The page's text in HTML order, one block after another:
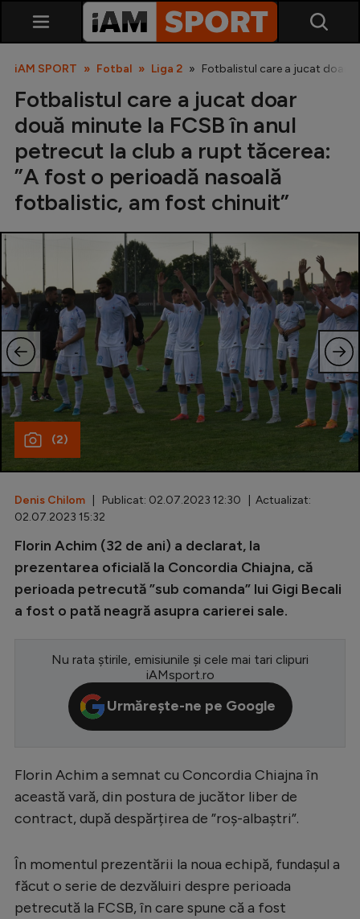
SuperLiga
Liga 2
Cupa României
Echipa Națională
U21
Fotbal feminin
Special
Diverse
Champions League
Europa League
Conference League
CM 2026
Premier League
LaLiga
Bundesliga
Ligue 1
Starurile fotbalului
EURO 2024
iAM SPORT Fotbal Liga 2 Fotbalistul care a jucat doar
Fotbalistul care a jucat doar
două minute la FCSB în anul
petrecut la club a rupt tăcerea:
”A fost o perioadă nasoală
fotbalistic, am fost chinuit”
(2)
Denis Chilom | Publicat: 02.07.2023 12:30 | Actualizat:
02.07.2023 15:32
Florin Achim (32 de ani) a declarat, la
prezentarea oficială la Concordia Chiajna, că
perioada petrecută ”sub comanda” lui Gigi Becali
a fost o pată neagră asupra carierei sale.
Nu rata știrile, emisiunile și cele mai tari clipuri
iAMsport.ro
Urmărește-ne pe Google
Florin Achim a semnat cu Concordia Chiajna în
această vară, din postura de jucător liber de
contract, după despărțirea de ”roș-albaștri”.
În momentul prezentării la noua echipă, fundașul a
făcut o serie de dezvăluiri despre perioada
petrecută la FCSB, în care spune că a fost